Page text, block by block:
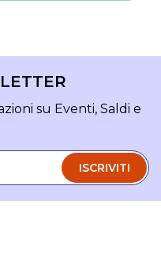
su Eventi, Saldi e
ISCRIVITI